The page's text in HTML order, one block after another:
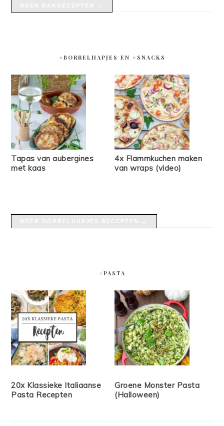
#BORRELHAPJES EN #SNACKS
Tapas van aubergines
met kaas
4x Flammkuchen maken
van wraps (video)
#PASTA
20x Klassieke Italiaanse
Pasta Recepten
Groene Monster Pasta
(Halloween)